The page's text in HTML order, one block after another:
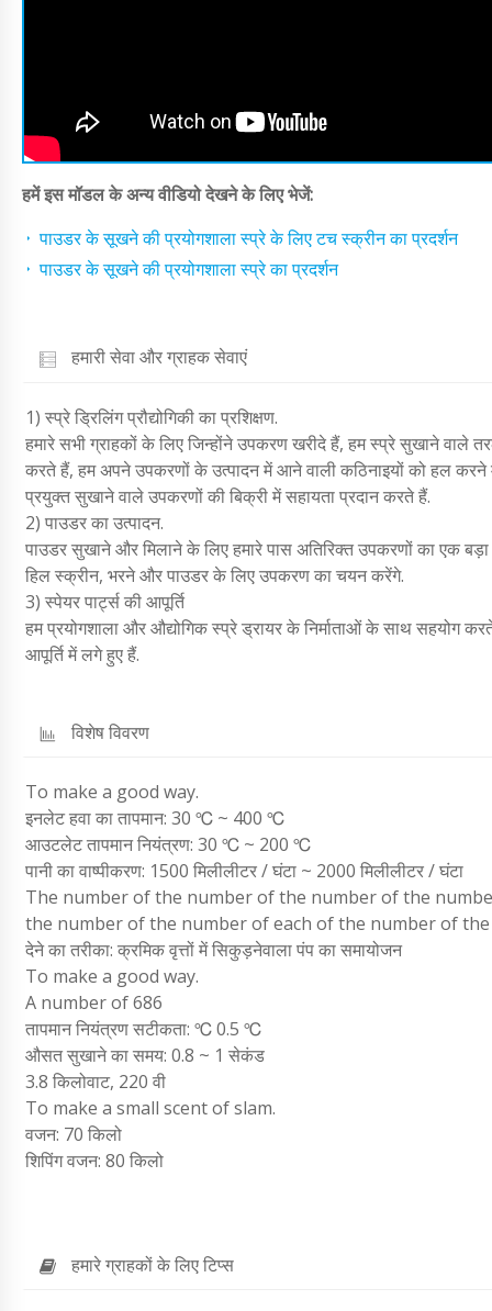
हमें इस मॉडल के अन्य वीडियो देखने के लिए भेजें:
पाउडर के सूखने की प्रयोगशाला स्प्रे के लिए टच स्क्रीन का प्रदर्शन
पाउडर के सूखने की प्रयोगशाला स्प्रे का प्रदर्शन
हमारी सेवा और ग्राहक सेवाएं
1) स्प्रे ड्रिलिंग प्रौद्योगिकी का प्रशिक्षण.
हमारे सभी ग्राहकों के लिए जिन्होंने उपकरण खरीदे हैं, हम स्प्रे सुखाने वाले
करते हैं, हम अपने उपकरणों के उत्पादन में आने वाली कठिनाइयों को हल करने
प्रयुक्त सुखाने वाले उपकरणों की बिक्री में सहायता प्रदान करते हैं.
2) पाउडर का उत्पादन.
पाउडर सुखाने और मिलाने के लिए हमारे पास अतिरिक्त उपकरणों का एक
हिल स्क्रीन, भरने और पाउडर के लिए उपकरण का चयन करेंगे.
3) स्पेयर पार्ट्स की आपूर्ति
हम प्रयोगशाला और औद्योगिक स्प्रे ड्रायर के निर्माताओं के साथ सहयोग
आपूर्ति में लगे हुए हैं.
विशेष विवरण
To make a good way.
इनलेट हवा का तापमान: 30 ℃ ~ 400 ℃
आउटलेट तापमान नियंत्रण: 30 ℃ ~ 200 ℃
पानी का वाष्पीकरण: 1500 मिलीलीटर / घंटा ~ 2000 मिलीलीटर / घंटा
The number of the number of the number of the
the number of the number of each of the number of
देने का तरीका: क्रमिक वृत्तों में सिकुड़नेवाला पंप का समायोजन
To make a good way.
A number of 686
तापमान नियंत्रण सटीकता: ℃ 0.5 ℃
औसत सुखाने का समय: 0.8 ~ 1 सेकंड
3.8 किलोवाट, 220 वी
To make a small scent of slam.
वजन: 70 किलो
शिपिंग वजन: 80 किलो
हमारे ग्राहकों के लिए टिप्स